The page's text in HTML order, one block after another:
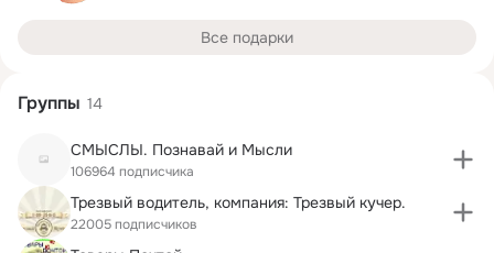
Все подарки
Группы 14
СМЫСЛЫ. Познавай и Мысли
106964 подписчика
Трезвый водитель, компания: Трезвый кучер.
22005 подписчиков